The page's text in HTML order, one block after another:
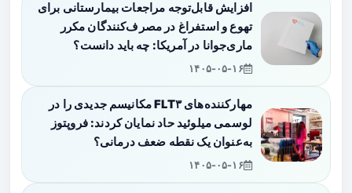
افزایش قابل‌توجه مراجعات بیمارستانی برای
تهوع و استفراغ در مصرف‌کنندگان مکرر
ماری‌جوانا در آمریکا: چه باید دانست؟
۱۴۰۵-۰۵-۱۶
مهارکننده‌های FLT۳ مکانیسم جدیدی را در
لوسمی میلوئید حاد نمایان کردند: فروپتوز
به‌عنوان یک نقطه ضعف درمانی؟
۱۴۰۵-۰۵-۱۶